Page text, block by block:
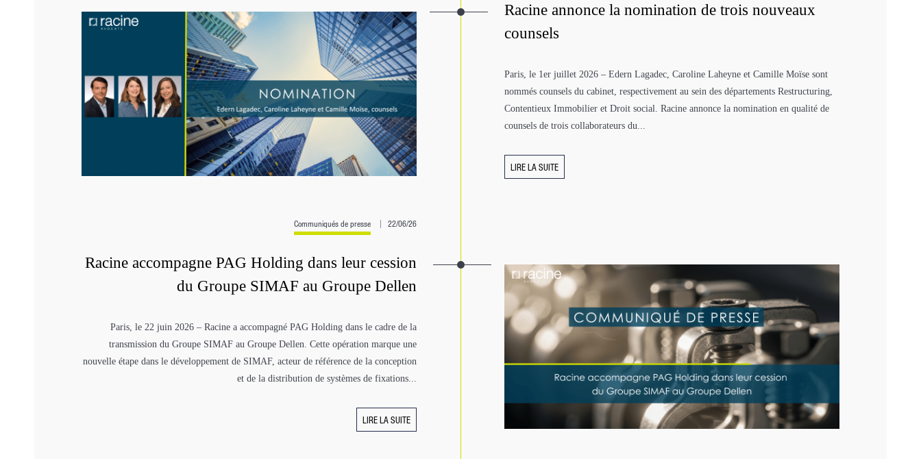
Racine annonce la nomination de trois nouveaux
counsels
Paris, le 1er juillet 2026 – Edern Lagadec, Caroline Laheyne et Camille Moïse sont
nommés counsels du cabinet, respectivement au sein des départements Restructuring,
Contentieux Immobilier et Droit social. Racine annonce la nomination en qualité de
counsels de trois collaborateurs du...
LIRE LA SUITE
Communiqués de presse 22/06/26
Racine accompagne PAG Holding dans leur cession
du Groupe SIMAF au Groupe Dellen
Paris, le 22 juin 2026 – Racine a accompagné PAG Holding dans le cadre de la
transmission du Groupe SIMAF au Groupe Dellen. Cette opération marque une
nouvelle étape dans le développement de SIMAF, acteur de référence de la conception
et de la distribution de systèmes de fixations...
LIRE LA SUITE